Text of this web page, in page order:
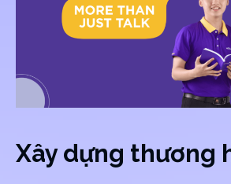
Xây dựng thương